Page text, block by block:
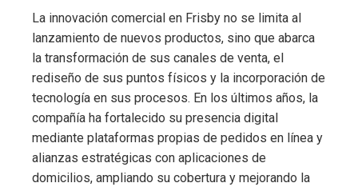
La innovación comercial en Frisby no se limita al
lanzamiento de nuevos productos, sino que abarca
la transformación de sus canales de venta, el
rediseño de sus puntos físicos y la incorporación de
tecnología en sus procesos. En los últimos años, la
compañía ha fortalecido su presencia digital
mediante plataformas propias de pedidos en línea y
alianzas estratégicas con aplicaciones de
domicilios, ampliando su cobertura y mejorando la